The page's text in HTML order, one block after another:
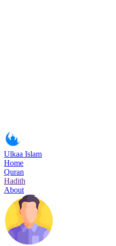
Ulkaa Islam
Home
Quran
Hadith
About